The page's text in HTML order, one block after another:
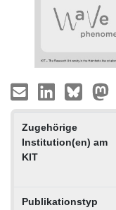
Zugehörige
Institution(en) am
KIT
Publikationstyp